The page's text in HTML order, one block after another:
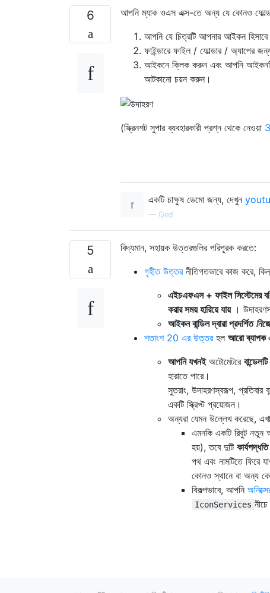
6
আপনি ম্যাক ওএস এক্স-তে অন্য যে কোনও
আপনি যে চিত্রটি আপনার আইকন
ফাইন্ডারে ফাইল / ফোল্ডার / অ্যাপের
আইকনে ক্লিক করুন এবং আপনি
আটকানো চয়ন করুন।
(স্ক্রিনশট সুপার ব্যবহারকারী প্রশ্ন থেকে নেওয়া
একটি চাক্ষুষ ডেমো জন্য, দেখুন
— Qed
5
বিদ্যমান, সহায়ক উত্তরগুলির পরিপূরক করতে:
গৃহীত উত্তরনীতিগতভাবে কাজ করে,
এইচএফএস + ফাইল সিস্টেমের
করার সময় হারিয়ে যায়।
আইকন বান্ডিল দ্বারা প্রদর্শিত
শতাংশ 20 এর উত্তরহল আরো ব্যাপক
আপনি যখনইঅটোমেটরে
হারাতে পারে।
সুতরাং, উদাহরণস্বরূপ, প্রতিবার
একটি স্ক্রিপ্ট প্রয়োজন।
অন্যরা যেমন উল্লেখ করেছে,
এমনকি একটি রিবুট নতুন
হয়), তবে দুটি
পথ এবং নামটিতে ফিরে
কোনও স্থানে বা অন্য
বিকল্পভাবে, আপনি
IconServices